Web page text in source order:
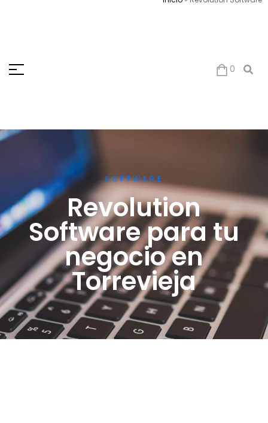
0
SOFTWARE
Revolution
Software para tu
negocio en
Torrevieja